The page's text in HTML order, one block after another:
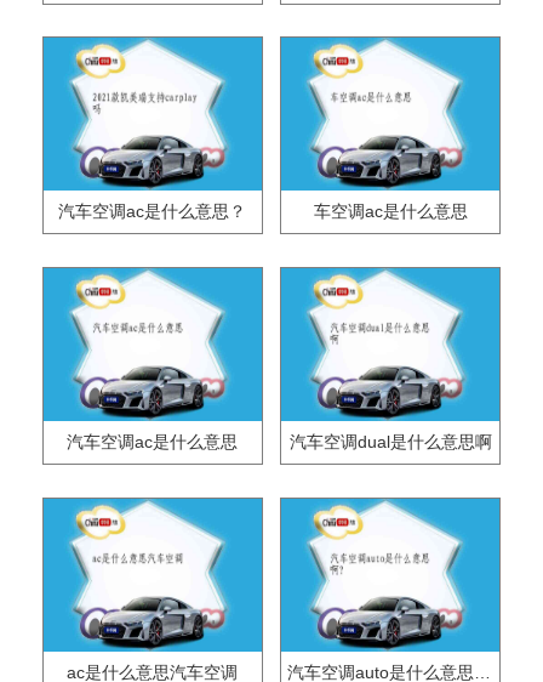
汽车空调ac是什么意思？ 车空调ac是什么意思
汽车空调ac是什么意思 汽车空调dual是什么意思啊
ac是什么意思汽车空调